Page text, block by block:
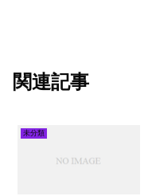
関連記事
未分類